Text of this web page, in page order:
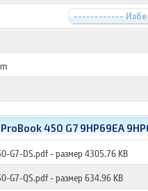
------------
450 G7 9HP69EA
G7-DS.pdf- размер 4305.76 KB
G7-QS.pdf- размер 634.96 KB